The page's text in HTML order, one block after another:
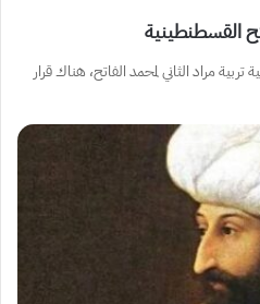
القسطنطينية
مراد الثاني لمحمد الفاتح، هناك قرار